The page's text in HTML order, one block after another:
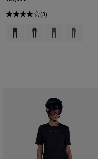
(3)
Product swatch type of Negro.
Product swatch type
Product swatch
Product